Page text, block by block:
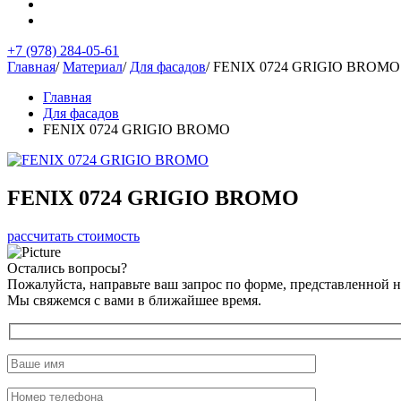
+7 (978) 284-05-61
Главная/ Материал/ Для фасадов/ FENIX 0724 GRIGIO BROMO
Главная
Для фасадов
FENIX 0724 GRIGIO BROMO
FENIX 0724 GRIGIO BROMO
рассчитать стоимость
Остались вопросы?
Пожалуйста, направьте ваш запрос по форме, представленной
Мы свяжемся с вами в ближайшее время.